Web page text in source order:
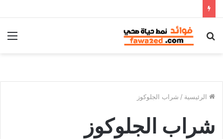
بحث
الرئيسية / شراب الجلوكوز
شراب الجلوكوز